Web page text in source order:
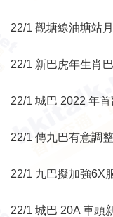
22/1 觀塘線油塘站
22/1 新巴虎年生肖
22/1 城巴 2022 年
22/1 傳九巴有意調
22/1 九巴擬加強6X
22/1 城巴 20A 車頭